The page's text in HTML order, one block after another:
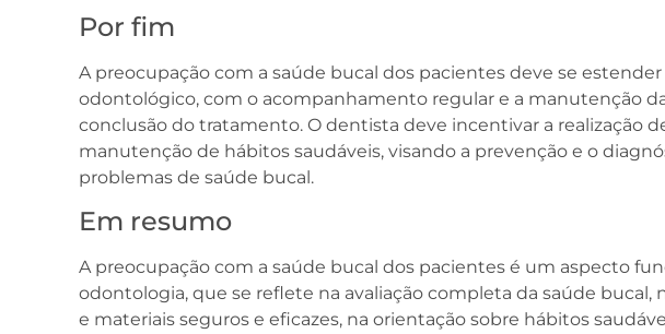
Por fim
A preocupação com a saúde bucal dos pacientes deve se
odontológico, com o acompanhamento regular e a manutenção
conclusão do tratamento. O dentista deve incentivar a realização
manutenção de hábitos saudáveis, visando a prevenção e o
problemas de saúde bucal.
Em resumo
A preocupação com a saúde bucal dos pacientes é um aspecto
odontologia, que se reflete na avaliação completa da saúde bucal,
e materiais seguros e eficazes, na orientação sobre hábitos